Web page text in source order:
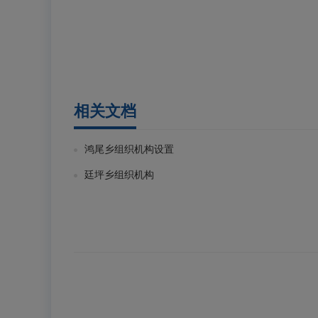
相关文档
鸿尾乡组织机构设置
廷坪乡组织机构